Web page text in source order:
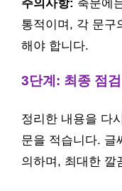
주의사항: 축문에
통적이며, 각 문구
해야 합니다.
3단계: 최종 점검
정리한 내용을 다
문을 적습니다. 글
의하며, 최대한 깔